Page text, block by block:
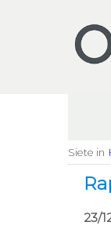
Siete in
23/